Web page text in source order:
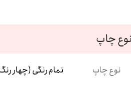
نوع چاپ
نوع چاپ تمام رنگی (چهار